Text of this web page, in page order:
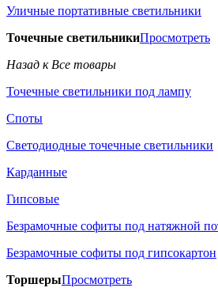
Уличные портативные светильники
Точечные светильникиПросмотреть
Назад к Все товары
Точечные светильники под лампу
Споты
Светодиодные точечные светильники
Карданные
Гипсовые
Безрамочные софиты под натяжной
Безрамочные софиты под гипсокартон
ТоршерыПросмотреть